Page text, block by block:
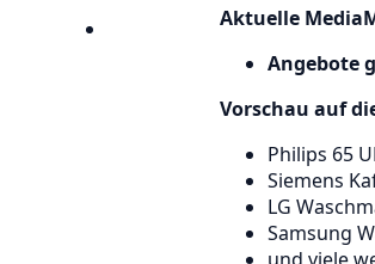
Aktuelle
Angebote
Vorschau auf
Philips 65
Siemens
LG
Samsung